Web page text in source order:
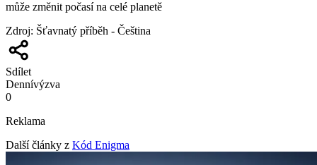
může změnit počasí na celé planetě
Zdroj: Šťavnatý příběh - Čeština
Sdílet
Dennívýzva
0
Reklama
Další články z Kód Enigma